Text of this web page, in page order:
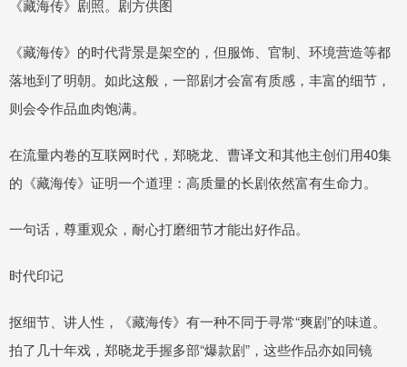
《藏海传》剧照。剧方供图
《藏海传》的时代背景是架空的，但服饰、官制、环境营造等都
落地到了明朝。如此这般，一部剧才会富有质感，丰富的细节，
则会令作品血肉饱满。
在流量内卷的互联网时代，郑晓龙、曹译文和其他主创们用40集
的《藏海传》证明一个道理：高质量的长剧依然富有生命力。
一句话，尊重观众，耐心打磨细节才能出好作品。
时代印记
抠细节、讲人性，《藏海传》有一种不同于寻常“爽剧”的味道。
拍了几十年戏，郑晓龙手握多部“爆款剧”，这些作品亦如同镜